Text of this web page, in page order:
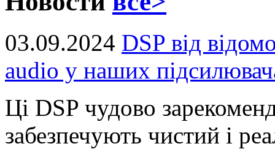
03.09.2024 DSP від
audio у наших
Ці DSP чудово
забезпечують чистий і